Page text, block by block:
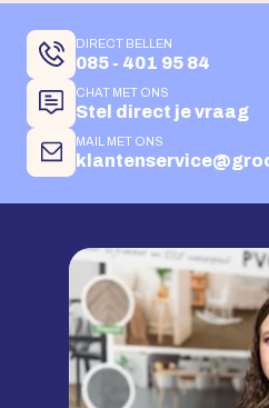
DIRECT BELLEN
085 - 401 95 84
CHAT MET ONS
Stel direct je vraag
MAIL MET ONS